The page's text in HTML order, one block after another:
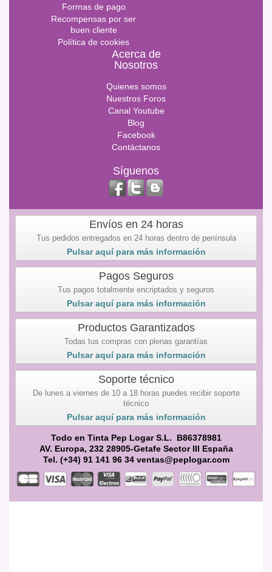
Formas de pago
Recompensas por ser
buen cliente
Política de cookies
Acerca de
Nosotros
Quienes somos
Nuestros Foros
Canal Youtube
Blog
Facebook
Contáctanos
Síguenos
Envíos en 24 horas
Tus pedidos entregados en 24 horas dentro de península
Pulsar aquí para más información
Pagos Seguros
Tus pagos totalmente encriptados y seguros
Pulsar aquí para más información
Productos Garantizados
Todas tus compras con plenas garantías
Pulsar aquí para más información
Soporte técnico
De lunes a viernes de 10 a 18 horas puedes recibir soporte
técnico
Pulsar aquí para más información
Todo en Tinta Pep Logar S.L. B86378981
AV. Europa, 232 28905-Getafe Sector III España
Tel. (+34) 91 141 96 34 ventas@peplogar.com